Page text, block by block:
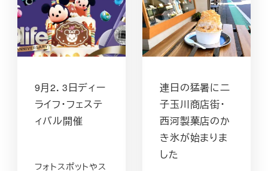
9月2．3日ディー
ライフ・フェステ
ィバル開催
フォトスポットやス
連日の猛暑に二
子玉川商店街・
西河製菓店のか
き氷が始まりま
した